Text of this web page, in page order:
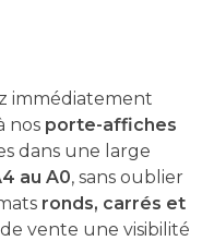
immédiatement
nos porte-affiches
dans une large
au A0, sans oublier
ronds, carrés et
vente une visibilité